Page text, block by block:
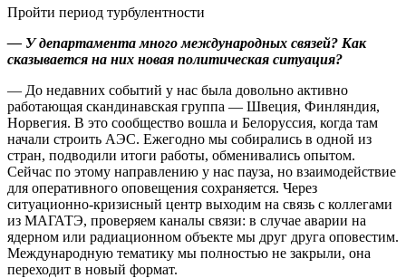
Пройти период турбулентности
— У департамента много международных связей? Как
сказывается на них новая политическая ситуация?
— До недавних событий у нас была довольно активно
работающая скандинавская группа — Швеция, Финляндия,
Норвегия. В это сообщество вошла и Белоруссия, когда там
начали строить АЭС. Ежегодно мы собирались в одной из
стран, подводили итоги работы, обменивались опытом.
Сейчас по этому направлению у нас пауза, но взаимодействие
для оперативного оповещения сохраняется. Через
ситуационно-кризисный центр выходим на связь с коллегами
из ­МАГАТЭ, проверяем каналы связи: в случае аварии на
ядерном или радиационном объекте мы друг друга оповестим.
Международную тематику мы полностью не закрыли, она
переходит в новый формат.